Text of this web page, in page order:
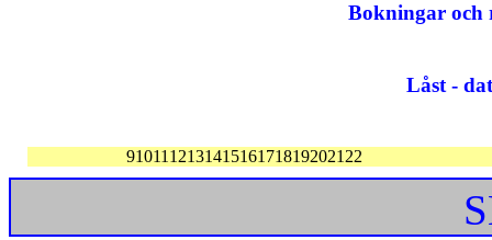
Bokningar och
Låst -
910111213141516171819202122